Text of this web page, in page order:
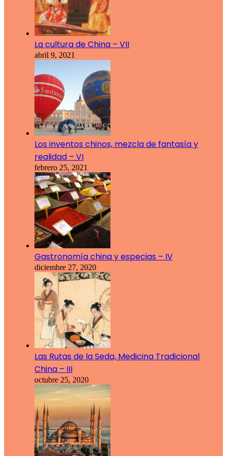
La cultura de China – VII
abril 9, 2021
Los inventos chinos, mezcla de fantasía y
realidad – VI
febrero 25, 2021
Gastronomía china y especias – IV
diciembre 27, 2020
Las Rutas de la Seda, Medicina Tradicional
China – III
octubre 25, 2020